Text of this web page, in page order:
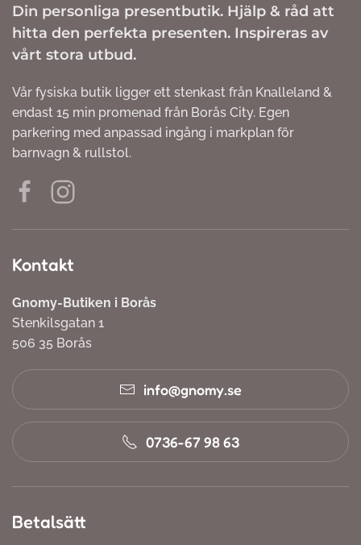
Din personliga presentbutik. Hjälp & råd att
hitta den perfekta presenten. Inspireras av
vårt stora utbud.
Vår fysiska butik ligger ett stenkast från Knalleland &
endast 15 min promenad från Borås City. Egen
parkering med anpassad ingång i markplan för
barnvagn & rullstol.
Kontakt
Gnomy-Butiken i Borås
Stenkilsgatan 1
506 35 Borås
info@gnomy.se
0736-67 98 63
Betalsätt